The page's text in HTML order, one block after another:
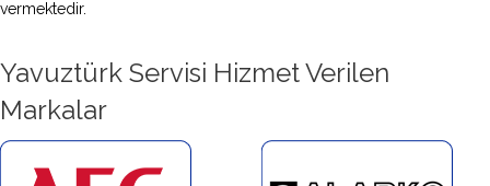
vermektedir.
Yavuztürk Servisi Hizmet Verilen
Markalar